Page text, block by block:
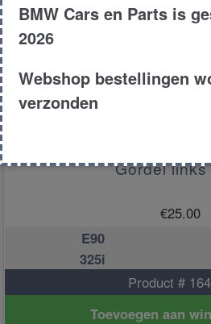
Gordel
€25.00
E90
325i
Product #
Toevoegen aan
BMW Cars en Parts is
2026
Webshop bestellingen
verzonden